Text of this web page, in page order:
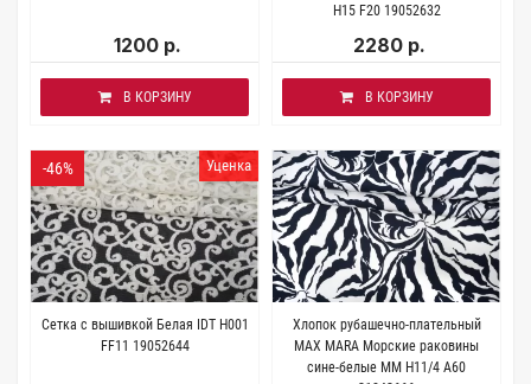
1200 р.
В КОРЗИНУ
H15 F20 19052632
2280 р.
В КОРЗИНУ
Уценка
-46%
Сетка с вышивкой Белая IDT H001
FF11 19052644
Хлопок рубашечно-плательный
MAX MARA Морские раковины
сине-белые MM H11/4 A60